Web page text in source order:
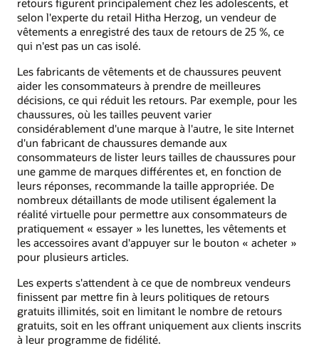
selon l'experte du retail Hitha Herzog, un vendeur de
vêtements a enregistré des taux de retours de 25 %, ce
qui n'est pas un cas isolé.
Les fabricants de vêtements et de chaussures peuvent
aider les consommateurs à prendre de meilleures
décisions, ce qui réduit les retours. Par exemple, pour les
chaussures, où les tailles peuvent varier
considérablement d'une marque à l'autre, le site Internet
d'un fabricant de chaussures demande aux
consommateurs de lister leurs tailles de chaussures pour
une gamme de marques différentes et, en fonction de
leurs réponses, recommande la taille appropriée. De
nombreux détaillants de mode utilisent également la
réalité virtuelle pour permettre aux consommateurs de
pratiquement « essayer » les lunettes, les vêtements et
les accessoires avant d'appuyer sur le bouton « acheter »
pour plusieurs articles.
Les experts s'attendent à ce que de nombreux vendeurs
finissent par mettre fin à leurs politiques de retours
gratuits illimités, soit en limitant le nombre de retours
gratuits, soit en les offrant uniquement aux clients inscrits
à leur programme de fidélité.